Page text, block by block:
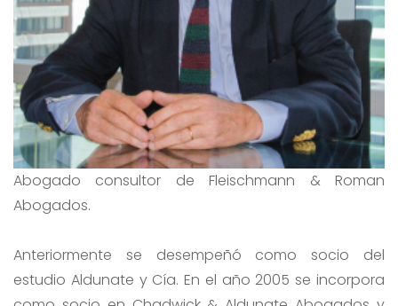
Abogado consultor de Fleischmann & Roman
Abogados.
Anteriormente se desempeñó como socio del
estudio Aldunate y Cía. En el año 2005 se incorpora